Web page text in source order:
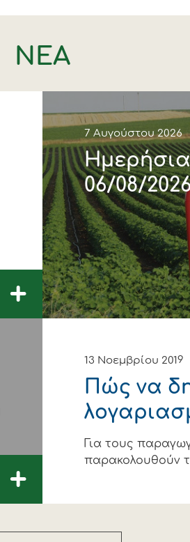
ΝΕΑ
+
7 Αυγούστου 2026
06/08/
+
13 Νοεμβρίου 2019
Πώς να
Για τους
παρακολουθούν